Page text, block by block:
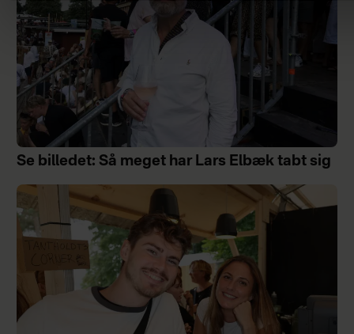
Se billedet: Så meget har Lars Elbæk tabt sig